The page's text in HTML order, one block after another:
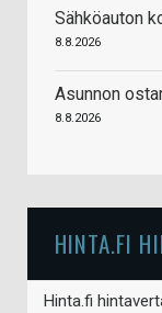
Sähköauton
8.8.2026
Asunnon
8.8.2026
HINTA.FI
Hinta.fi